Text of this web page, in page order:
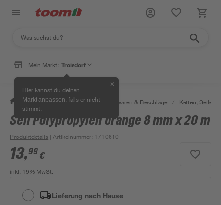
Mein Markt: Troisdorf
Hier kannst du deinen
Markt anpassen , falls er nicht
stimmt.
✕
/ Werkstatt & Maschinen / Eisenwaren & Beschläge / Ketten, Seile &
Seil Polypropylen orange 8 mm x 20 m
Produktdetails | Artikelnummer: 1710610
13,99 €
inkl. 19% MwSt.
Lieferung nach Hause